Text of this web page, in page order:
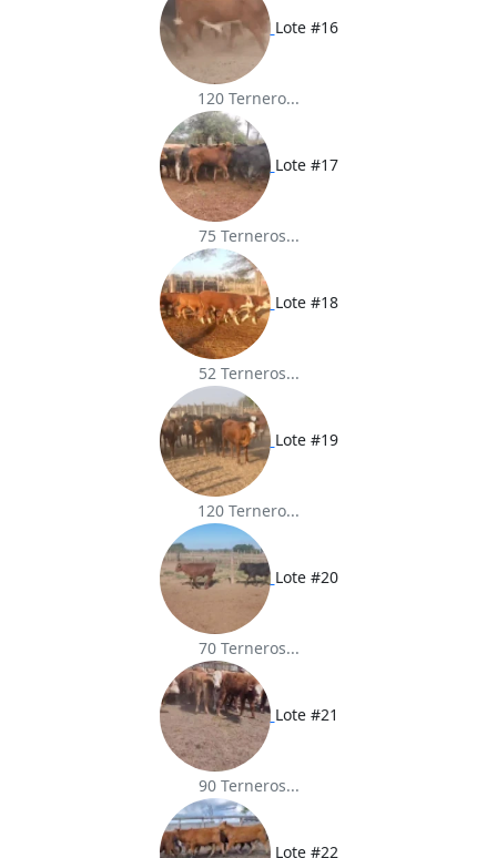
Lote #16
120 Ternero...
Lote #17
75 Terneros...
Lote #18
52 Terneros...
Lote #19
120 Ternero...
Lote #20
70 Terneros...
Lote #21
90 Terneros...
Lote #22